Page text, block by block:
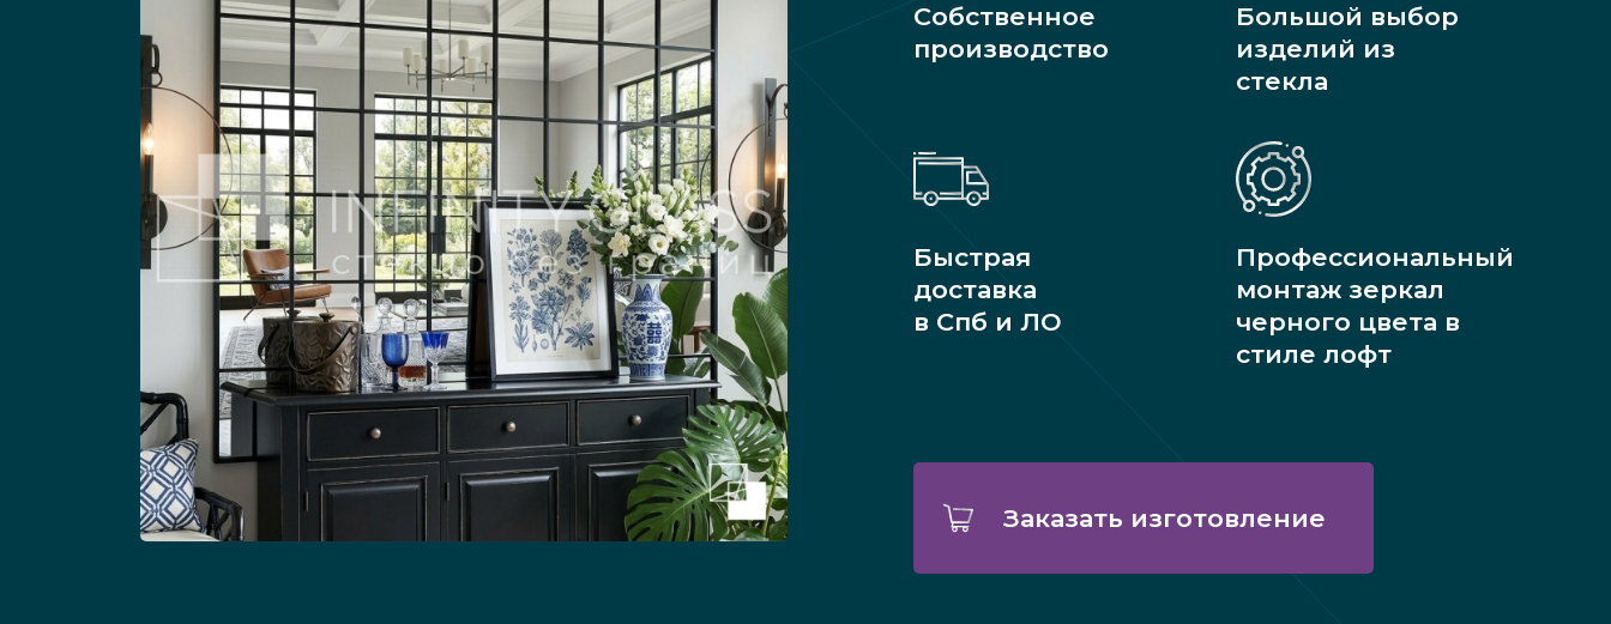
Собственное
производство
Большой выбор
изделий из
стекла
Быстрая
доставка
в Спб и ЛО
Профессиональный
монтаж зеркал
черного цвета в
стиле лофт
Заказать изготовление